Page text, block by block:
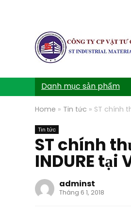
Danh mục sản phẩm
Home » Tin tức » ST chính
Tin tức
ST chính
INDURE tại
adminst
Tháng 6 1, 2018